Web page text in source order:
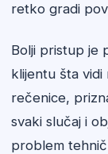
retko gradi
Bolji pristup je
klijentu šta vidi
rečenice,
svaki slučaj i
problem